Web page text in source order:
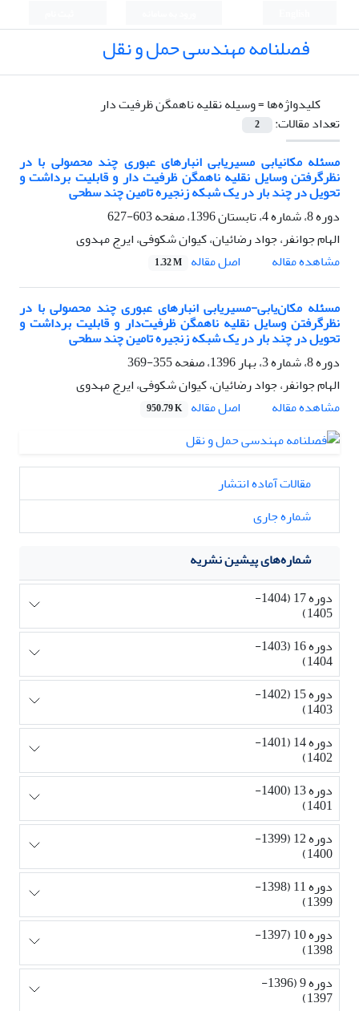
فصلنامه مهندسی حمل و نقل
کلیدواژه‌ها =وسیله نقلیه ناهمگن ظرفیت دار
تعداد مقالات:
2
مسئله مکانیابی مسیریابی انبارهای عبوری چند محصولی با در
نظرگرفتن وسایل نقلیه ناهمگن ظرفیت دار و قابلیت برداشت و
تحویل در چند بار در یک شبکه زنجیره تامین چند سطحی
دوره 8، شماره 4، تابستان 1396، صفحه
603-627
الهام جوانفر، جواد رضائیان، کیوان شکوفی، ایرج مهدوی
مشاهده مقاله
اصل مقاله 1.32 M
مسئله مکان‌یابی-مسیریابی انبارهای عبوری چند محصولی با در
نظرگرفتن وسایل نقلیه ناهمگن ظرفیت‌دار و قابلیت برداشت و
تحویل در چند بار در یک شبکه زنجیره تامین چند سطحی
دوره 8، شماره 3، بهار 1396، صفحه
355-369
الهام جوانفر، جواد رضائیان، کیوان شکوفی، ایرج مهدوی
مشاهده مقاله
اصل مقاله 950.79 K
مقالات آماده انتشار
شماره جاری
شماره‌های پیشین نشریه
دوره 17 (1404-
1405)
دوره 16 (1403-
1404)
دوره 15 (1402-
1403)
دوره 14 (1401-
1402)
دوره 13 (1400-
1401)
دوره 12 (1399-
1400)
دوره 11 (1398-
1399)
دوره 10 (1397-
1398)
دوره 9 (1396-
1397)